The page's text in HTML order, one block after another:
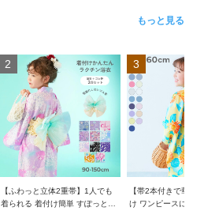
もっと見る
2
【ふわっと立体2重帯】1人でも
着られる 着付け簡単 すぽっと
3
【帯2本付きで華や
け ワンピースにも